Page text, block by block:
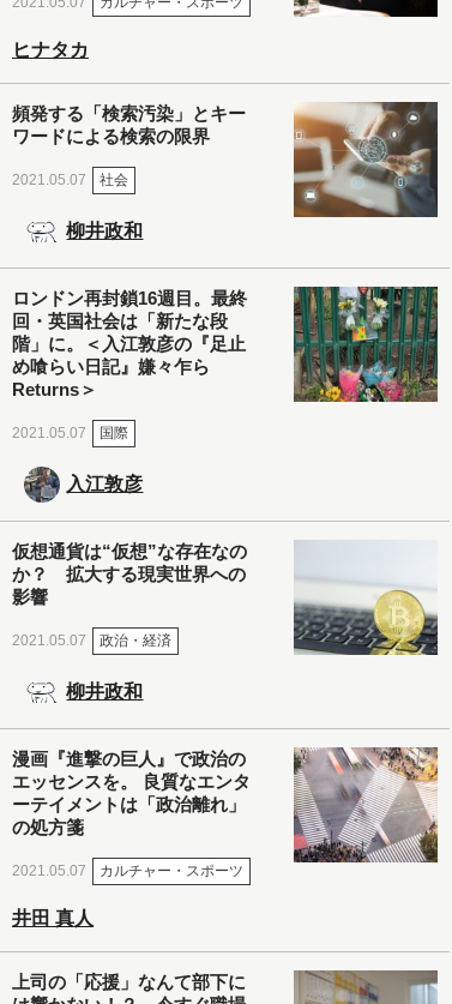
ヒナタカ
頻発する「検索汚染」とキー
ワードによる検索の限界
2021.05.07 社会
柳井政和
ロンドン再封鎖16週目。最終
回・英国社会は「新たな段
階」に。＜入江敦彦の『足止
め喰らい日記』嫌々乍ら
Returns＞
2021.05.07 国際
入江敦彦
仮想通貨は“仮想”な存在なの
か？ 拡大する現実世界への
影響
2021.05.07 政治・経済
柳井政和
漫画『進撃の巨人』で政治の
エッセンスを。 良質なエンタ
ーテイメントは「政治離れ」
の処方箋
2021.05.07 カルチャー・スポーツ
井田 真人
上司の「応援」なんて部下に